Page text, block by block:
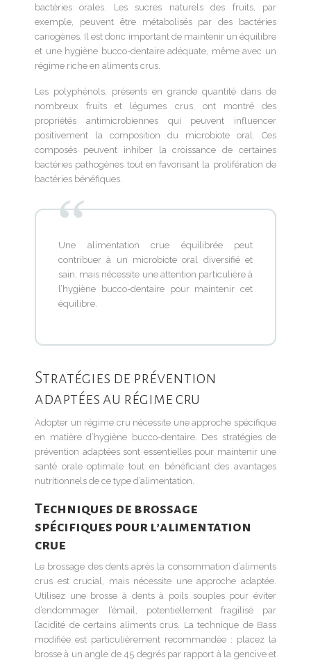
bactéries orales. Les sucres naturels des fruits, par
exemple, peuvent être métabolisés par des bactéries
cariogènes. Il est donc important de maintenir un équilibre
et une hygiène bucco-dentaire adéquate, même avec un
régime riche en aliments crus.
Les polyphénols, présents en grande quantité dans de
nombreux fruits et légumes crus, ont montré des
propriétés antimicrobiennes qui peuvent influencer
positivement la composition du microbiote oral. Ces
composés peuvent inhiber la croissance de certaines
bactéries pathogènes tout en favorisant la prolifération de
bactéries bénéfiques.
Une alimentation crue équilibrée peut
contribuer à un microbiote oral diversifié et
sain, mais nécessite une attention particulière à
l’hygiène bucco-dentaire pour maintenir cet
équilibre.
Stratégies de prévention
adaptées au régime cru
Adopter un régime cru nécessite une approche spécifique
en matière d’hygiène bucco-dentaire. Des stratégies de
prévention adaptées sont essentielles pour maintenir une
santé orale optimale tout en bénéficiant des avantages
nutritionnels de ce type d’alimentation.
Techniques de brossage
spécifiques pour l’alimentation
crue
Le brossage des dents après la consommation d’aliments
crus est crucial, mais nécessite une approche adaptée.
Utilisez une brosse à dents à poils souples pour éviter
d’endommager l’émail, potentiellement fragilisé par
l’acidité de certains aliments crus. La technique de Bass
modifiée est particulièrement recommandée : placez la
brosse à un angle de 45 degrés par rapport à la gencive et